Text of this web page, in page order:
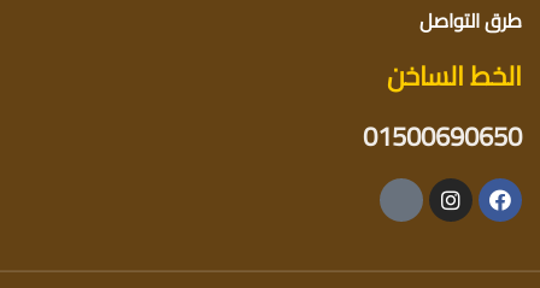
طرق التواصل
الخط الساخن
01500690650